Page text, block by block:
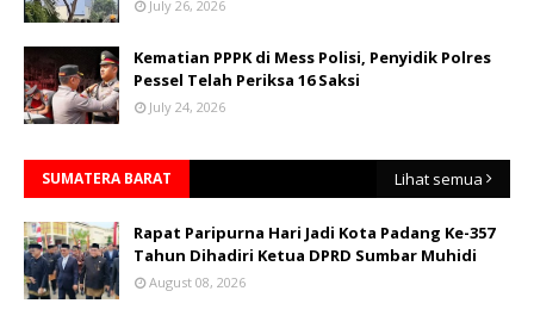
July 26, 2026
Kematian PPPK di Mess Polisi, Penyidik Polres
Pessel Telah Periksa 16 Saksi
July 24, 2026
SUMATERA BARAT Lihat semua
Rapat Paripurna Hari Jadi Kota Padang Ke-357
Tahun Dihadiri Ketua DPRD Sumbar Muhidi
August 08, 2026